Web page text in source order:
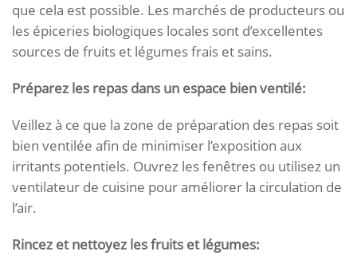
que cela est possible. Les marchés de producteurs ou
les épiceries biologiques locales sont d’excellentes
sources de fruits et légumes frais et sains.
Préparez les repas dans un espace bien ventilé:
Veillez à ce que la zone de préparation des repas soit
bien ventilée afin de minimiser l’exposition aux
irritants potentiels. Ouvrez les fenêtres ou utilisez un
ventilateur de cuisine pour améliorer la circulation de
l’air.
Rincez et nettoyez les fruits et légumes: